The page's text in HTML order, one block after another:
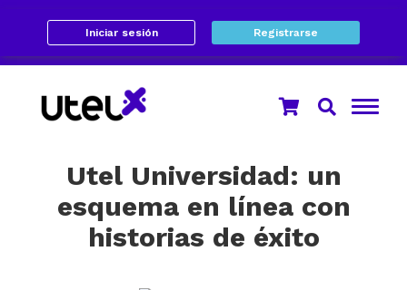
Iniciar sesión Registrarse
Utel Universidad: un
esquema en línea con
historias de éxito